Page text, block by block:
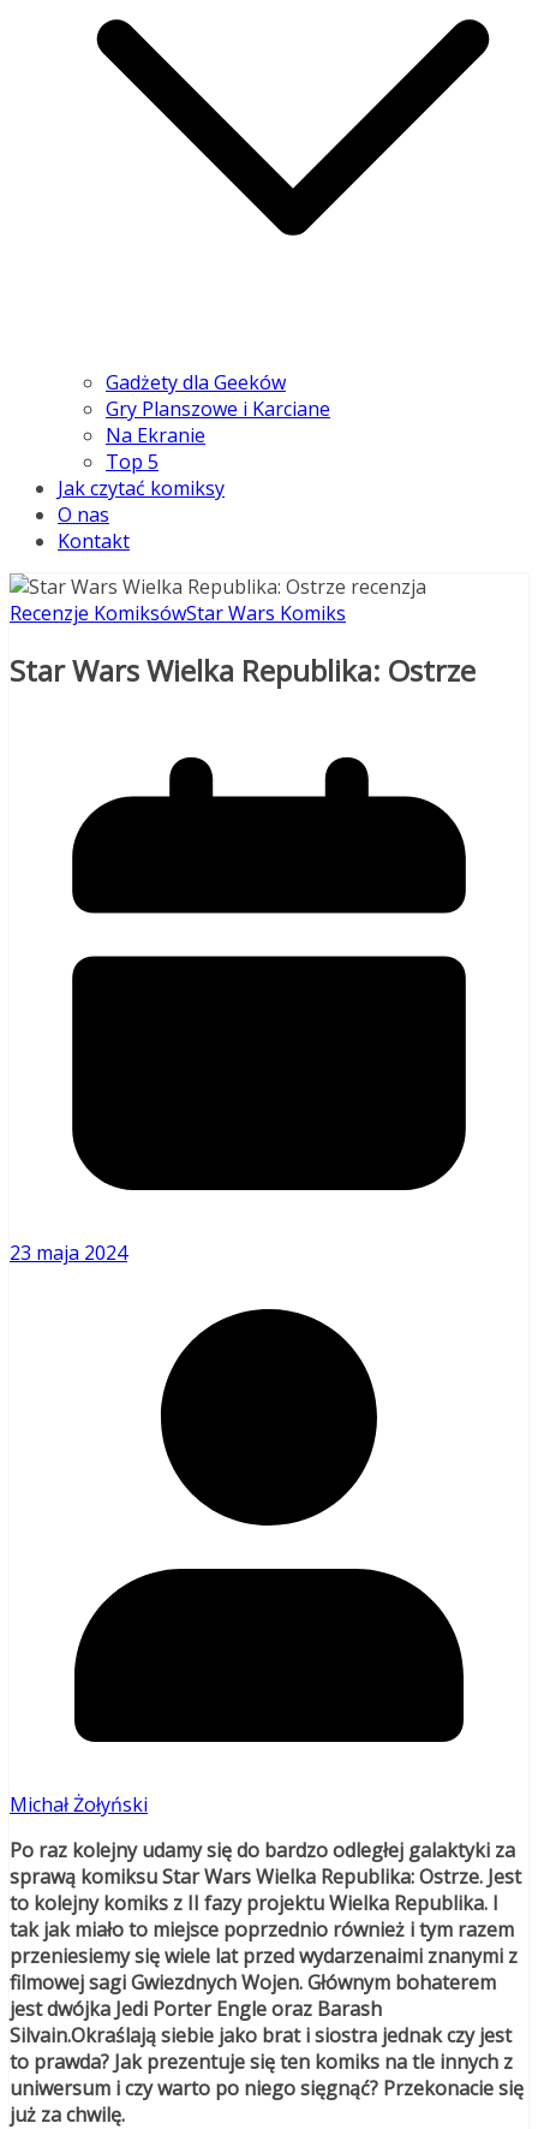
Gadżety dla Geeków
Gry Planszowe i Karciane
Na Ekranie
Top 5
Jak czytać komiksy
O nas
Kontakt
Recenzje KomiksówStar Wars Komiks
Star Wars Wielka Republika: Ostrze
23 maja 2024
Michał Żołyński
Po raz kolejny udamy się do bardzo odległej galaktyki za
sprawą komiksu Star Wars Wielka Republika: Ostrze. Jest
to kolejny komiks z II fazy projektu Wielka Republika. I
tak jak miało to miejsce poprzednio również i tym razem
przeniesiemy się wiele lat przed wydarzenaimi znanymi z
filmowej sagi Gwiezdnych Wojen. Głównym bohaterem
jest dwójka Jedi Porter Engle oraz Barash
Silvain.Okraślają siebie jako brat i siostra jednak czy jest
to prawda? Jak prezentuje się ten komiks na tle innych z
uniwersum i czy warto po niego sięgnąć? Przekonacie się
już za chwilę.